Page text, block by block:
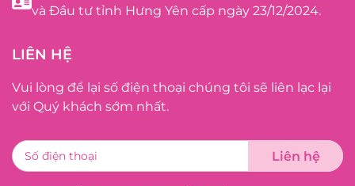
và Đầu tư tỉnh Hưng Yên cấp ngày 23/12/2024.
LIÊN HỆ
Vui lòng để lại số điện thoại chúng tôi sẽ liên lạc lại
với Quý khách sớm nhất.